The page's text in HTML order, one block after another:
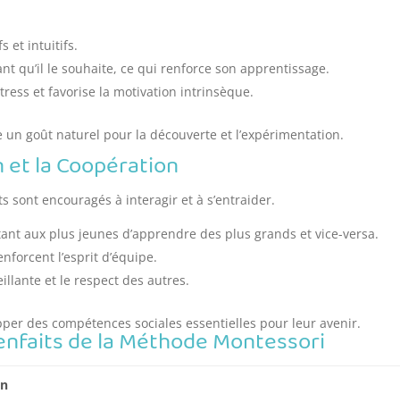
et intuitifs.
qu’il le souhaite, ce qui renforce son apprentissage.
et favorise la motivation intrinsèque.
goût naturel pour la découverte et l’expérimentation.
la Coopération
sont encouragés à interagir et à s’entraider.
aux plus jeunes d’apprendre des plus grands et vice-versa.
l’esprit d’équipe.
et le respect des autres.
des compétences sociales essentielles pour leur avenir.
de la Méthode Montessori